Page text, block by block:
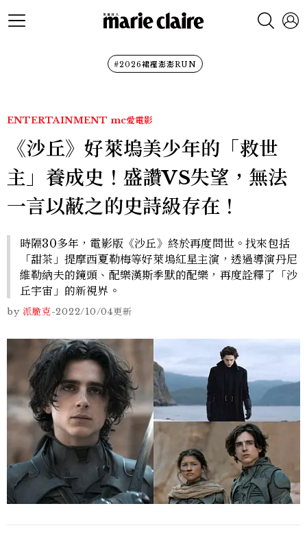
#2026裙襬澎澎RUN
ENTERTAINMENT mc愛電影
《沙丘》好萊塢美少年的「救世
主」養成史！盛讚VS失望，無法
一言以蔽之的史詩級存在！
時隔30多年，電影版《沙丘》終於再度問世。找來包括
「甜茶」提摩西夏勒梅等好萊塢紅星主演，透過導演丹尼
維勒納夫的鏡頭、配樂漢斯季默的配樂，再度詮釋了「沙
丘宇宙」的新視界。
by 派脆克-2022/10/04更新